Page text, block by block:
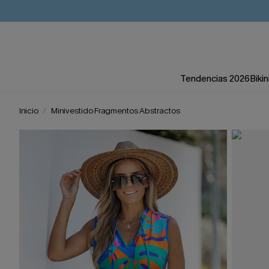
Tendencias 2026
Inicio Minivestido Fragmentos Abstractos